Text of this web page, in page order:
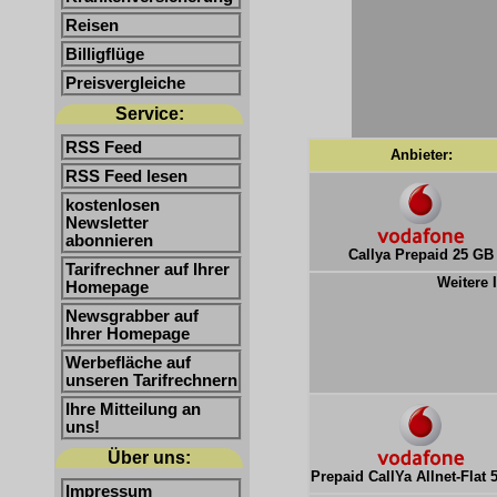
Reisen
Billigflüge
Preisvergleiche
Service:
RSS Feed
RSS Feed lesen
kostenlosen
Newsletter
abonnieren
Tarifrechner auf Ihrer
Homepage
Newsgrabber auf
Ihrer Homepage
Werbefläche auf
unseren Tarifrechnern
Ihre Mitteilung an
uns!
Über uns:
Impressum
Anbieter:
Callya Prepaid 25 GB
Weitere
Prepaid CallYa Allnet-Flat